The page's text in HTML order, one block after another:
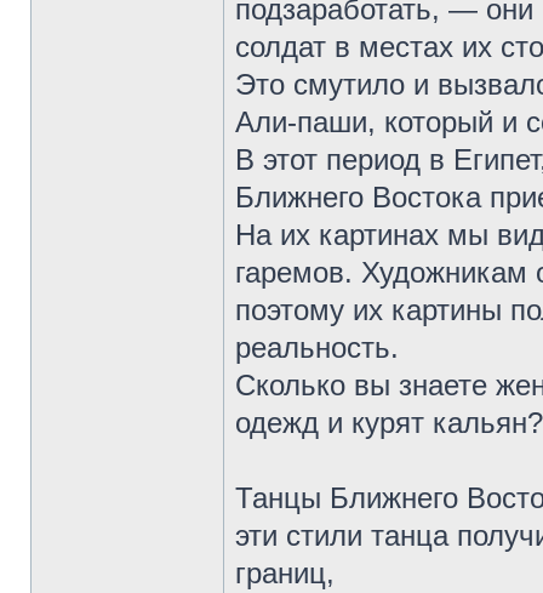
подзаработать, —
солдат в местах их
Это смутило и
Али-паши, который и
В этот период в
Ближнего Востока
На их картинах мы
гаремов. Художникам
поэтому их картины
реальность.
Сколько вы знаете
одежд и курят
Танцы Ближнего
эти стили танца
границ,